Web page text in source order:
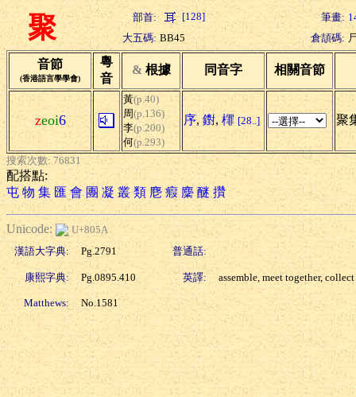
聚 部首: [128] 筆畫:
大五碼: BB45 倉頡碼:
音節
(香港語言學學會)
粵
音
& 根據 同音字 相關音節
zeoi6
黃(p.40)
周(p.136)
李(p.200)
何(p.293)
序, 鑆, 檌 [28..] 聚
搜索次數: 76831
配搭點:
屯 物 集 匯 會 團 凝 叢 類 麀 瘕 麇 醚 攢
Unicode:
U+805A
漢語大字典:
Pg.2791 普通話:
康熙字典: Pg.0895.410 英譯: assemble, meet together, collect
Matthews: No.1581